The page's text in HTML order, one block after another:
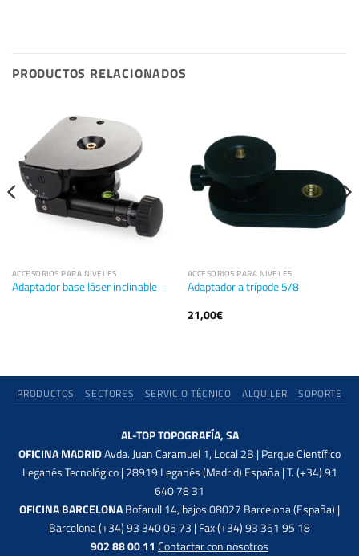
PRODUCTOS RELACIONADOS
ACCESORIOS PARA NIVELES
Adaptador base láser inclinable
ACCESORIOS PARA NIVELES
Adaptador a trípode 5/8
21,00€
PRODUCTOS SECTORES SERVICIO TÉCNICO ALQUILER SOPORTE
AL-TOP TOPOGRAFÍA, SA
OFICINA MADRIDAvda. Juan Caramuel 1, Local 2B | Parque Científico
Leganés Tecnológico | 28919 Leganés (Madrid) España | T. (+34) 91
640 78 31
OFICINA BARCELONABofarull 14, bajos 08027 Barcelona (España) |
Barcelona (+34) 93 340 05 73 | Fax (+34) 93 351 95 18
902 88 00 11 Contactar con nosotros